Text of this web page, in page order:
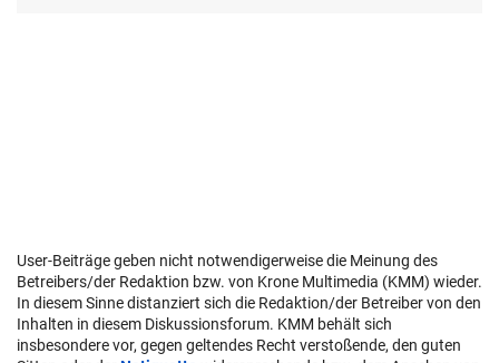
User-Beiträge geben nicht notwendigerweise die Meinung des
Betreibers/der Redaktion bzw. von Krone Multimedia (KMM) wieder.
In diesem Sinne distanziert sich die Redaktion/der Betreiber von den
Inhalten in diesem Diskussionsforum. KMM behält sich
insbesondere vor, gegen geltendes Recht verstoßende, den guten